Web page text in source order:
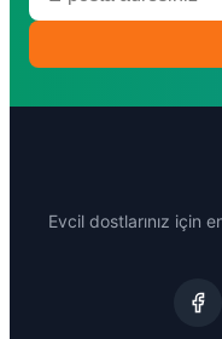
Evcil dostlarınız için